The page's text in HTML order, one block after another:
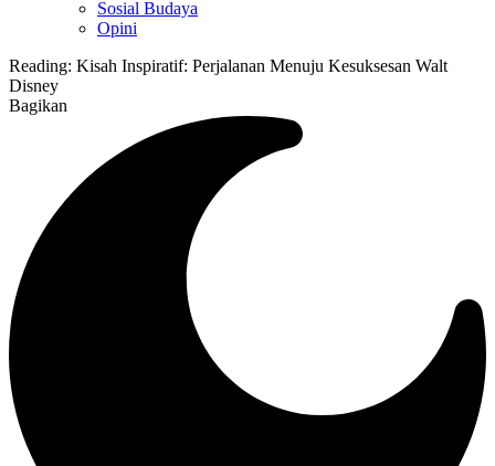
Sosial Budaya
Opini
Reading: Kisah Inspiratif: Perjalanan Menuju Kesuksesan Walt
Disney
Bagikan